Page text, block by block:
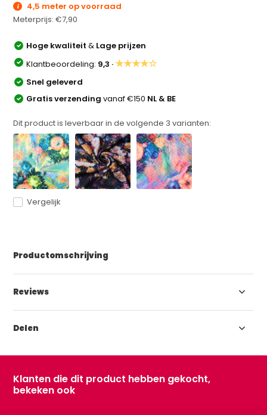
4,5 meter op voorraad
Meterprijs:€7,90
Hoge kwaliteit& Lage prijzen
Klantbeoordeling: 9,3 ·★★★★☆
Snel geleverd
Gratis verzendingvanaf €150 NL & BE
Dit product is leverbaar in de volgende 3 varianten:
Vergelijk
Productomschrijving
Reviews
Delen
Klanten die dit product hebben gekocht,
bekeken ook